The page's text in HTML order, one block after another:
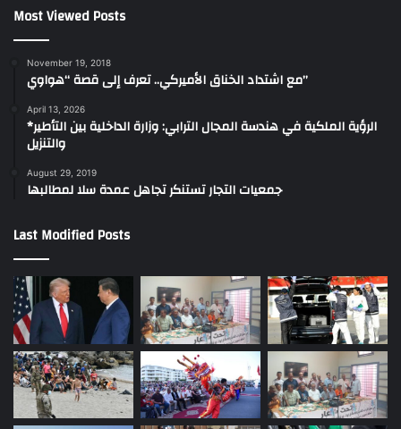
Most Viewed Posts
November 19, 2018
مع اشتداد الخناق الأميركي.. تعرف إلى قصة “هواوي”
April 13, 2026
*الرؤية الملكية في هندسة المجال الترابي: وزارة الداخلية بين التأطير
والتنزيل
August 29, 2019
جمعيات التجار تستنكر تجاهل عمدة سلا لمطالبها
Last Modified Posts